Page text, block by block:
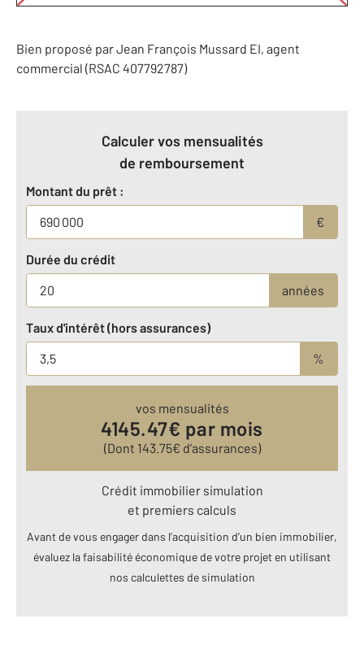
Bien proposé parJean François Mussard EI, agent
commercial (RSAC 407792787)
Calculer vos mensualités
de remboursement
Montant du prêt :
€
Durée du crédit
années
Taux d'intérêt (hors assurances)
%
vos mensualités
4145.47€ par mois
(Dont 143.75€ d’assurances)
Crédit immobilier simulation
et premiers calculs
Avant de vous engager dans l’acquisition d’un bien immobilier,
évaluez la faisabilité économique de votre projet en utilisant
nos calculettes de simulation